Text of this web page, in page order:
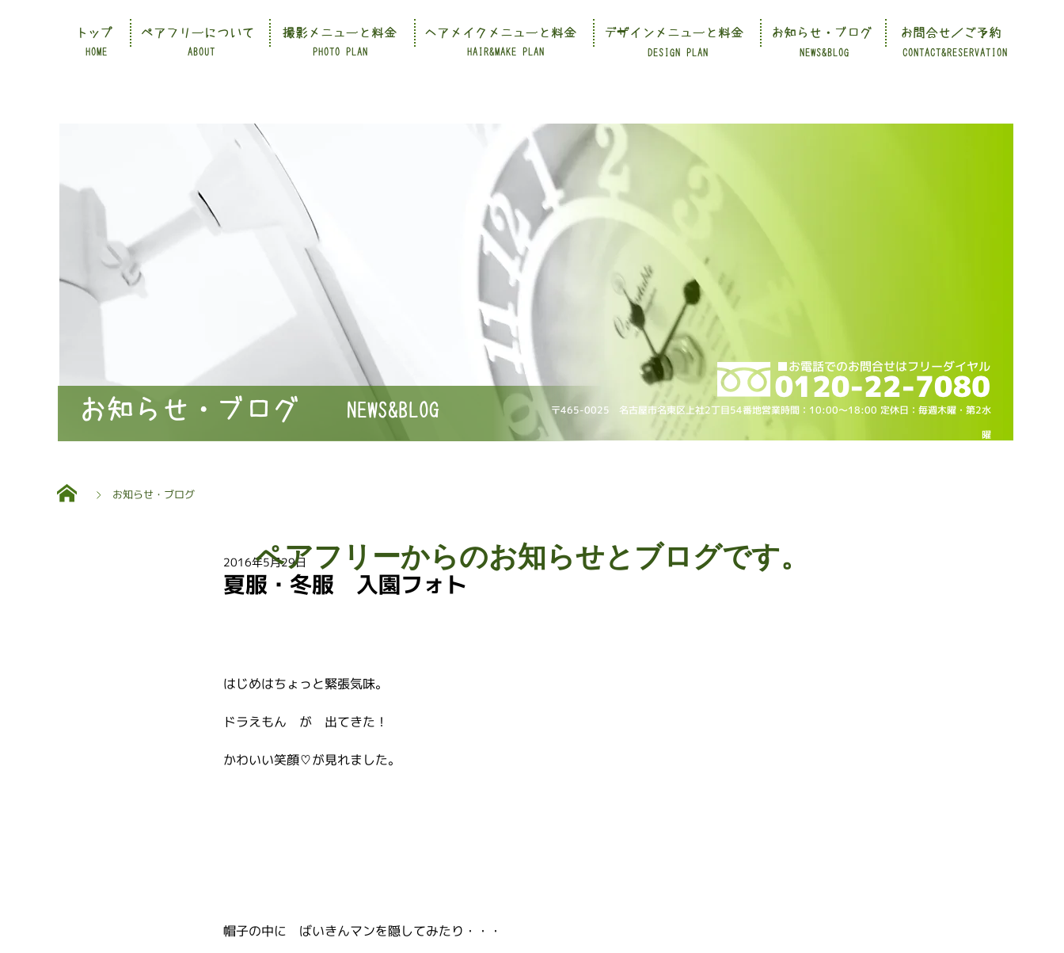
CONTACT&RESERVATION
HOME ABOUT PHOTO PLAN HAIR&MAKE PLAN DESIGN PLAN NEWS&BLOG
トップ ペアフリーについて 撮影メニューと料金 ヘアメイクメニューと料金 デザインメニューと料金 お知らせ・ブログ お問合せ／ご予約
〒465-0025 名古屋市名東区上社2丁目54番地営業時間：10:00～18:00 定休日：毎週木曜・第2水
曜
NEWS&BLOG
お知らせ・ブログ
お知らせ・ブログ
夏服・冬服 入園フォト
2016年5月29日
はじめはちょっと緊張気味。
ドラえもん　が　出てきた！
かわいい笑顔♡が見れました。
帽子の中に　ばいきんマンを隠してみたり・・・
ペアフリーからのお知らせとブログです。